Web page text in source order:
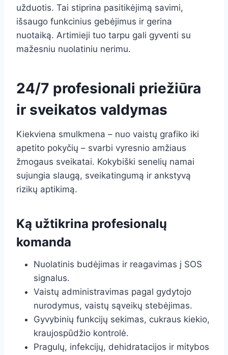
užduotis. Tai stiprina pasitikėjimą savimi,
išsaugo funkcinius gebėjimus ir gerina
nuotaiką. Artimieji tuo tarpu gali gyventi su
mažesniu nuolatiniu nerimu.
24/7 profesionali priežiūra
ir sveikatos valdymas
Kiekviena smulkmena – nuo vaistų grafiko iki
apetito pokyčių – svarbi vyresnio amžiaus
žmogaus sveikatai. Kokybiški senelių namai
sujungia slaugą, sveikatingumą ir ankstyvą
rizikų aptikimą.
Ką užtikrina profesionalų
komanda
Nuolatinis budėjimas ir reagavimas į SOS
signalus.
Vaistų administravimas pagal gydytojo
nurodymus, vaistų sąveikų stebėjimas.
Gyvybinių funkcijų sekimas, cukraus kiekio,
kraujospūdžio kontrolė.
Pragulų, infekcijų, dehidratacijos ir mitybos